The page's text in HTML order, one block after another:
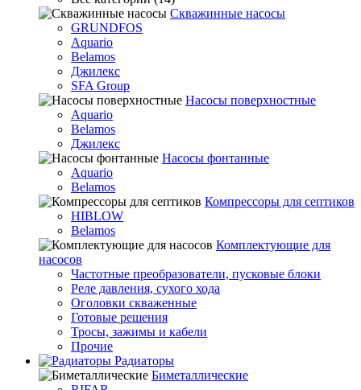
Скважинные насосы
GRUNDFOS
Aquario
Belamos
Джилекс
SFA Group
Насосы поверхностные
Aquario
Belamos
Джилекс
Насосы фонтанные
Aquario
Belamos
Компрессоры для септиков
HIBLOW
Belamos
Комплектующие для
насосов
Частотные преобразователи, пусковые блоки
Реле давления, сухого хода
Оголовки скваженные
Готовые решения
Тросы, зажимы и кабели
Прочие
Радиаторы
Биметаллические